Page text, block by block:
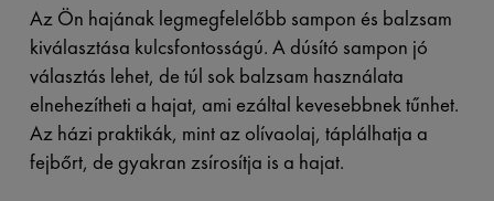
Az Ön hajának legmegfelelőbb sampon és balzsam
kiválasztása kulcsfontosságú. A dúsító sampon jó
választás lehet, de túl sok balzsam használata
elnehezítheti a hajat, ami ezáltal kevesebbnek tűnhet.
Az házi praktikák, mint az olívaolaj, táplálhatja a
fejbőrt, de gyakran zsírosítja is a hajat.